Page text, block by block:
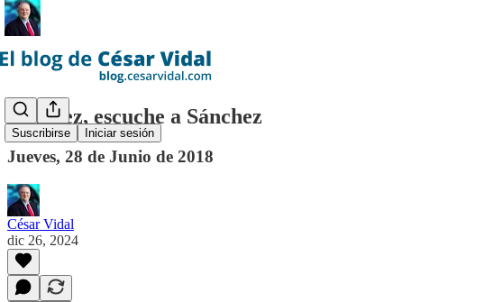
Suscribirse Iniciar sesión
Sánchez, escuche a Sánchez
Jueves, 28 de Junio de 2018
César Vidal
dic 26, 2024